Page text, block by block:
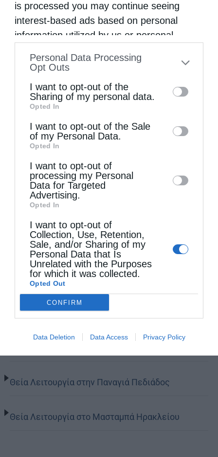
is processed you may continue seeing
interest-based ads based on personal
information utilized by us or personal
to your opt-out. You may separately opt-out
information by third parties on the IAB’s list
of downstream participants. This
information may also be disclosed by us to
third parties on theIAB’s List of
Downstream Participants
disclose it to other third parties.
Personal Data Processing
Opt Outs
I want to opt-out of the
Sharing of my personal data.
Opted In
I want to opt-out of the Sale
of my Personal Data.
Opted In
I want to opt-out of
processing my Personal
Data for Targeted
Advertising.
Opted In
I want to opt-out of
Collection, Use, Retention,
Sale, and/or Sharing of my
Personal Data that Is
Unrelated with the Purposes
for which it was collected.
Opted Out
CONFIRM
Data Deletion Data Access Privacy Policy
Τελευταία άρθρα
Αυστραλίας Μακάριος: «Ο Χριστός έδειξε τη
λαμπρότητα της θεϊκής του δόξης»
Μη χάσετε σήμερα, την “Κιβωτό της Ορθοδοξίας”,
σε όλα τα περίπτερα
Θεία Λειτουργία στην Παναγιά Πεδιάδος
Θεία Λειτουργία στο Μασταμπά Ηρακλείου